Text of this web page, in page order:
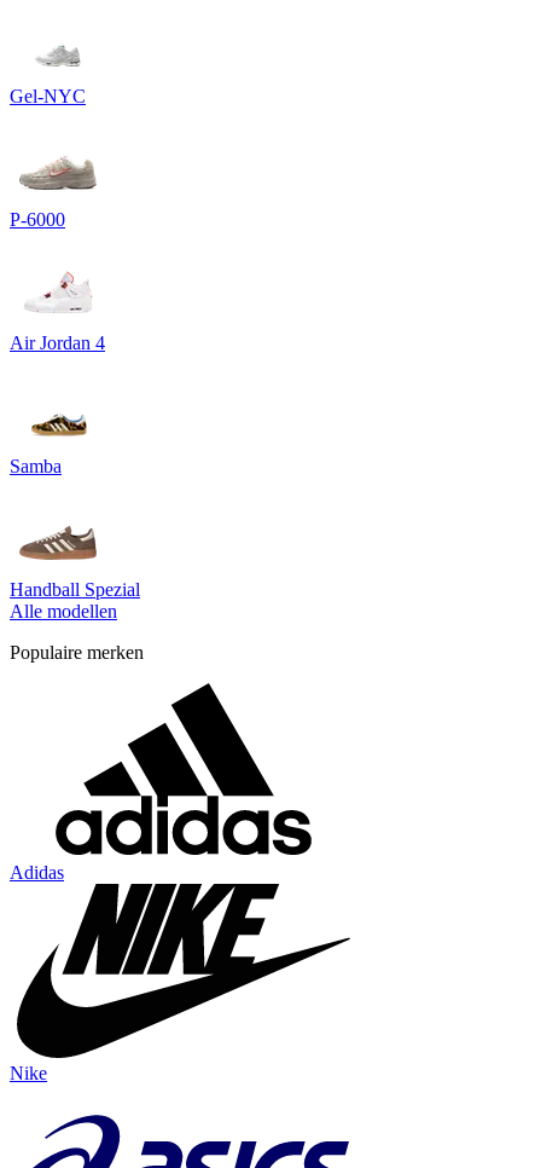
Gel-NYC
P-6000
Air Jordan 4
Samba
Handball Spezial
Alle modellen
Populaire merken
Adidas
Nike